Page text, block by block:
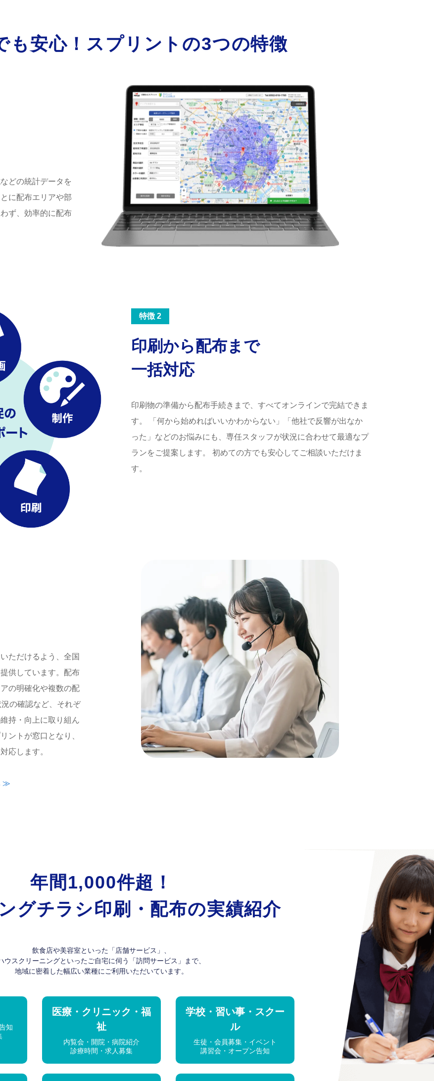
も安心！スプリントの3つの特徴
どの統計データを
に配布エリアや部
ず、効率的に配布
特徴 2
印刷から配布まで
一括対応
印刷物の準備から配布手続きまで、すべてオンラインで完結できま
す。 「何から始めればいいかわからない」「他社で反響が出なか
った」などのお悩みにも、専任スタッフが状況に合わせて最適なプ
ランをご提案します。 初めての方でも安心してご相談いただけま
す。
ただけるよう、全国
供しています。配布
の明確化や複数の配
の確認など、それぞ
持・向上に取り組ん
ントが窓口となり、
応します。
≫
年間1,000件超！
グチラシ印刷・配布の実績紹介
飲食店や美容室といった「店舗サービス」、
ウスクリーニングといったご自宅に伺う「訪問サービス」まで、
地域に密着した幅広い業種にご利用いただいています。
知
医療・クリニック・福
祉
内覧会・開院・病院紹介
診療時間・求人募集
学校・習い事・スクー
ル
生徒・会員募集・イベント
講習会・オープン告知